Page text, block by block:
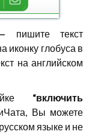
— пишите текст
иконку глобуса в
на английском
“включить
Вы можете
языке и не